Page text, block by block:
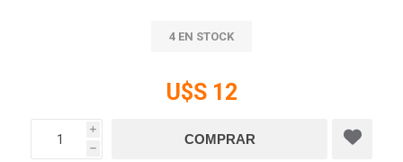
4 EN STOCK
U$S 12
i
h